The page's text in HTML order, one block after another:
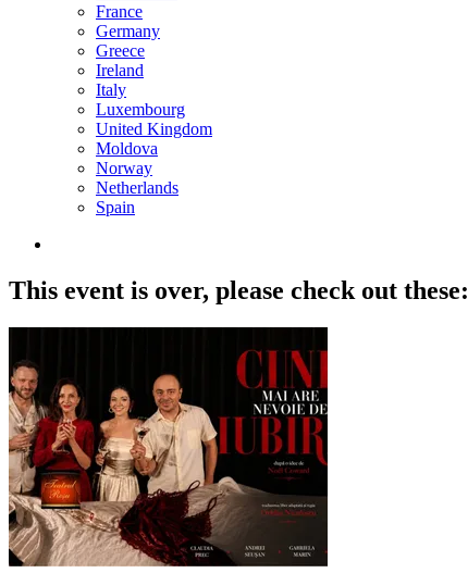
France
Germany
Greece
Ireland
Italy
Luxembourg
United Kingdom
Moldova
Norway
Netherlands
Spain
This event is over, please check out these: